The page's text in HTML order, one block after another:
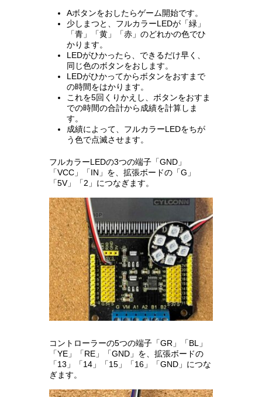
Aボタンをおしたらゲーム開始です。
少しまつと、フルカラーLEDが「緑」
「青」「黄」「赤」のどれかの色でひ
かります。
LEDがひかったら、できるだけ早く、
同じ色のボタンをおします。
LEDがひかってからボタンをおすまで
の時間をはかります。
これを5回くりかえし、ボタンをおすま
での時間の合計から成績を計算しま
す。
成績によって、フルカラーLEDをちが
う色で点滅させます。
フルカラーLEDの3つの端子「GND」
「VCC」「IN」を、拡張ボードの「G」
「5V」「2」につなぎます。
コントローラーの5つの端子「GR」「BL」
「YE」「RE」「GND」を、拡張ボードの
「13」「14」「15」「16」「GND」につな
ぎます。